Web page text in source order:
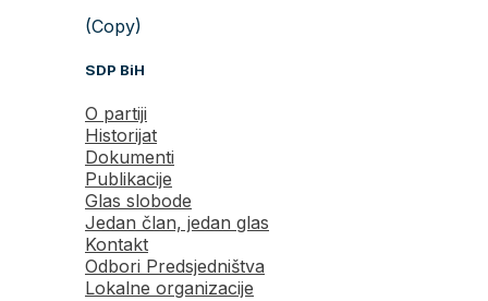
(Copy)
SDP BiH
O partiji
Historijat
Dokumenti
Publikacije
Glas slobode
Jedan član, jedan glas
Kontakt
Odbori Predsjedništva
Lokalne organizacije